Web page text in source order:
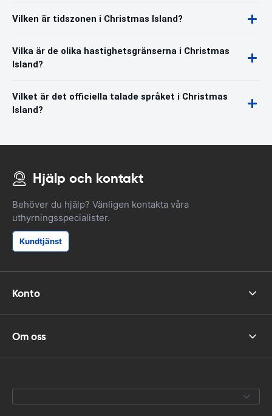
Vilken är tidszonen i Christmas Island?
Vilka är de olika hastighetsgränserna i Christmas
Island?
Vilket är det officiella talade språket i Christmas
Island?
Hjälp och kontakt
Behöver du hjälp? Vänligen kontakta våra
uthyrningsspecialister.
Kundtjänst
Konto
Om oss